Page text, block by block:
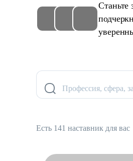
Станьте
Профессия, сфера,
Есть 141 наставник для вас